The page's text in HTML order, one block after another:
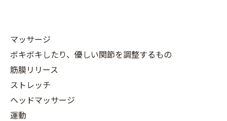
マッサージ
ボキボキしたり、優しい関節を調整するもの
筋膜リリース
ストレッチ
ヘッドマッサージ
運動